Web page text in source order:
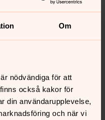
Om
nödvändiga för att
också kakor för
din användarupplevelse,
och när vi